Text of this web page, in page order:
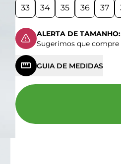
33 34 35 36 37
ALERTA DE TAMANHO:
Sugerimos que compre
GUIA DE MEDIDAS